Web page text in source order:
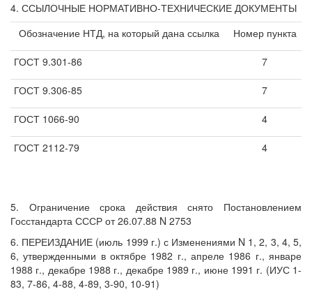
4. ССЫЛОЧНЫЕ НОРМАТИВНО-ТЕХНИЧЕСКИЕ ДОКУМЕНТЫ
Обозначение НТД, на который дана ссылка
Номер пункта
ГОСТ 9.301-86 7
ГОСТ 9.306-85 7
ГОСТ 1066-90 4
ГОСТ 2112-79 4
5. Ограничение срока действия снято Постановлением
Госстандарта СССР от 26.07.88 N 2753
6. ПЕРЕИЗДАНИЕ (июль 1999 г.) с Изменениями N 1, 2, 3, 4, 5,
6, утвержденными в октябре 1982 г., апреле 1986 г., январе
1988 г., декабре 1988 г., декабре 1989 г., июне 1991 г. (ИУС 1-
83, 7-86, 4-88, 4-89, 3-90, 10-91)